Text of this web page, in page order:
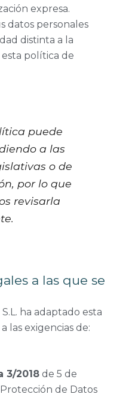
expresa.
datos personales
distinta a la
política de
puede
a las
o de
por lo que
revisarla
a las que se
ha adaptado esta
las exigencias de:
3/2018de 5 de
de Datos